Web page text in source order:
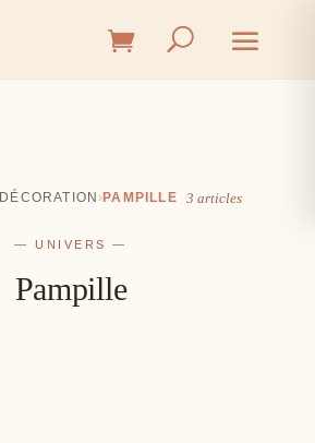
DÉCORATION ›PAMPILLE 3 articles
— UNIVERS —
Pampille